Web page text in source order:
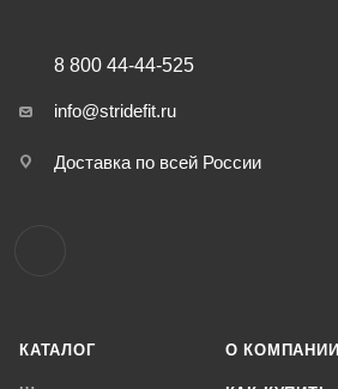
КАТАЛОГ О КОМПАНИИ
8 800 44-44-525
info@stridefit.ru
Доставка по всей России